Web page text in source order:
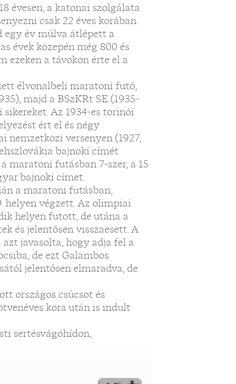
évesen, a katonai szolgálata
csak 22 éves korában
egy év múlva átlépett a
évek közepén még 800 és
ezeken a távokon érte el a
élvonalbeli maratoni futó,
majd a BSzKRt SE (1935-
Az 1934-es torinói
ért el és négy
nemzetközi versenyen (1927,
bajnoki címét
maratoni futásban 7-szer, a 15
bajnoki címet.
a maratoni futásban,
helyen végzett. Az olimpiai
helyen futott, de utána a
és jelentősen visszaesett. A
javasolta, hogy adja fel a
de ezt Galambos
jelentősen elmaradva, de
országos csúcsot és
kora után is indult
sertésvágóhídon,